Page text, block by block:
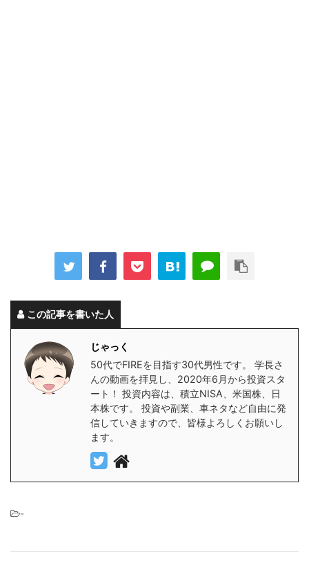
この記事を書いた人
じゃっく
50代でFIREを目指す30代男性です。 学長さ
んの動画を拝見し、2020年6月から投資スタ
ート！ 投資内容は、積立NISA、米国株、日
本株です。 投資や副業、車ネタなど自由に発
信していきますので、皆様よろしくお願いし
ます。
-